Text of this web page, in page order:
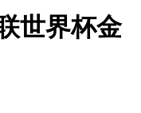
世界杯金